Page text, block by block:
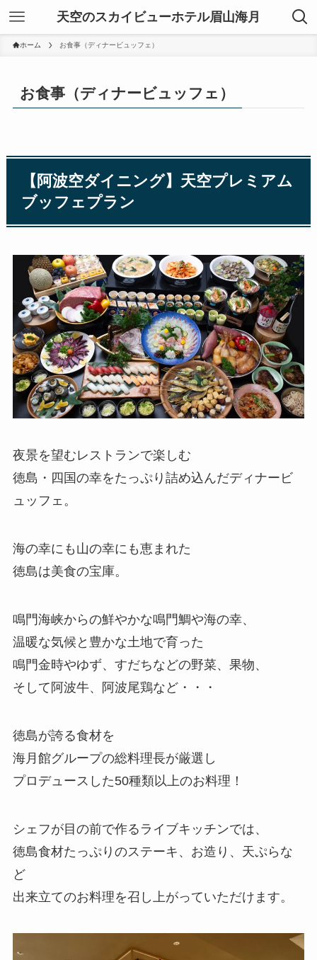
天空のスカイビューホテル眉山海月
ホーム お食事（ディナービュッフェ）
お食事（ディナービュッフェ）
【阿波空ダイニング】天空プレミアム
ブッフェプラン
夜景を望むレストランで楽しむ
徳島・四国の幸をたっぷり詰め込んだディナービ
ュッフェ。
海の幸にも山の幸にも恵まれた
徳島は美食の宝庫。
鳴門海峡からの鮮やかな鳴門鯛や海の幸、
温暖な気候と豊かな土地で育った
鳴門金時やゆず、すだちなどの野菜、果物、
そして阿波牛、阿波尾鶏など・・・
徳島が誇る食材を
海月館グループの総料理長が厳選し
プロデュースした50種類以上のお料理！
シェフが目の前で作るライブキッチンでは、
徳島食材たっぷりのステーキ、お造り、天ぷらな
ど
出来立てのお料理を召し上がっていただけます。